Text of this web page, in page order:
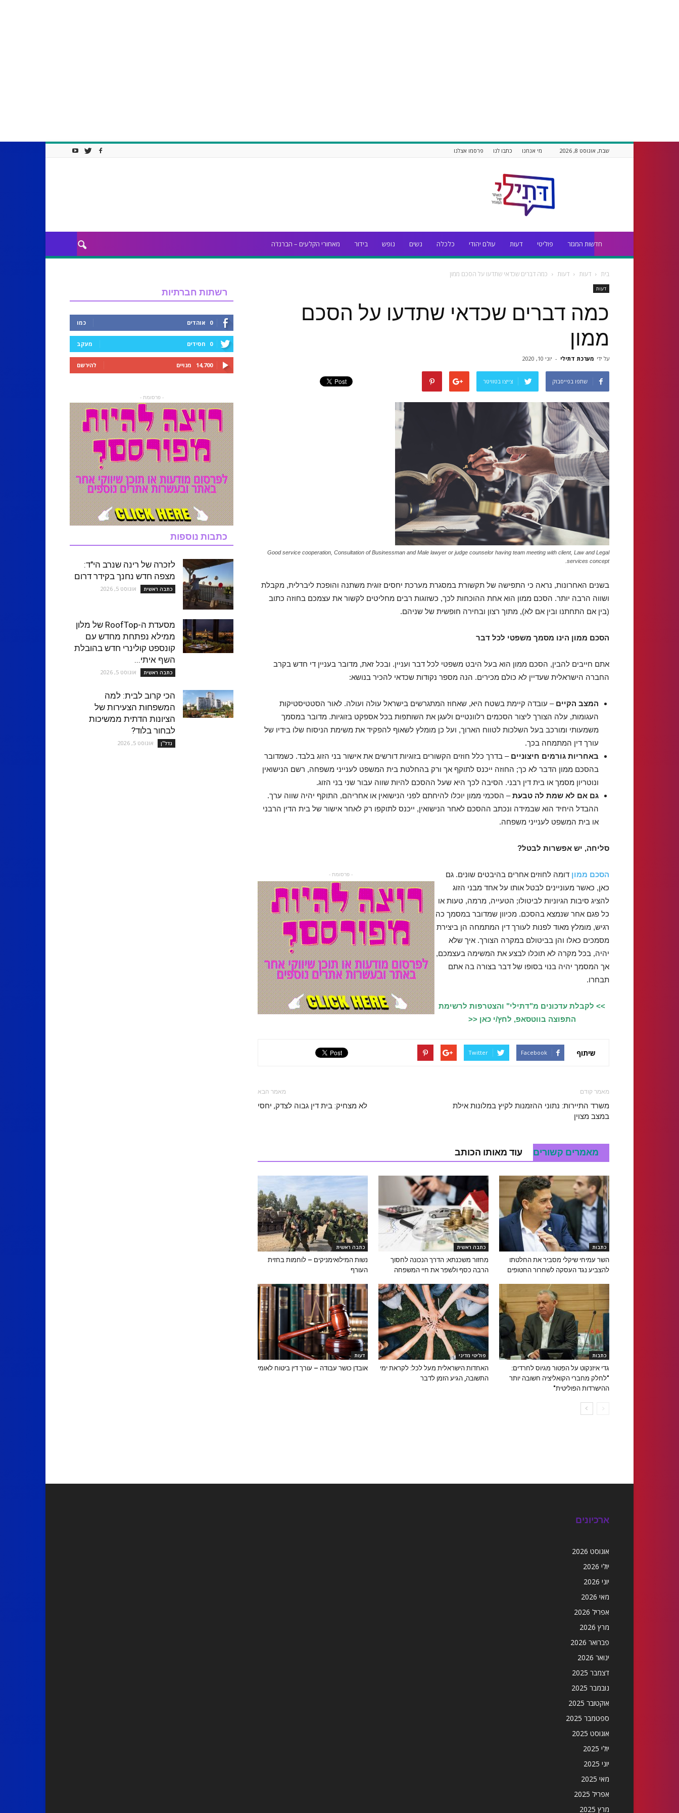
שבת, אוגוסט 8, 2026 מי אנחנו כתבו לנו פרסמו אצלנו
חדשות המגזר פוליטי דעות עולם יהודי כלכלה נשים נופש בידור מאחורי הקלעים – הברנז'ה
בית דעות דעות כמה דברים שכדאי שתדעו על הסכם ממון
דעות
כמה דברים שכדאי שתדעו על הסכם
ממון
על ידי מערכת דתילי - יוני 10, 2020
שתפו בפייסבוק צייצו בטוויטר
Good service cooperation, Consultation of Businessman and Male lawyer or judge counselor having team meeting with client, Law and Legal
services concept.
בשנים האחרונות, נראה כי התפישה של תקשורת במסגרת מערכת יחסים זוגית משתנה והופכת ליברלית, מקבלת
ושווה הרבה יותר. הסכם ממון הוא אחת ההוכחות לכך, כשזוגות רבים מחליטים לקשור את עצמכם בחוזה כתוב
(בין אם התחתנו ובין אם לא), מתוך רצון ובחירה חופשית של שניהם.
הסכם ממון הינו מסמך משפטי לכל דבר
אתם חייבים להבין, הסכם ממון הוא בעל היבט משפטי לכל דבר ועניין. ובכל זאת, מדובר בעניין די חדש בקרב
החברה הישראלית שעדיין לא כולם מכירים. הנה מספר נקודות שכדאי להכיר בנושא:
המצב הקיים – עובדה קיימת בשטח היא, שאחוז המתגרשים בישראל עולה ועולה. לאור הסטטיסטיקות
העגומות, עלה הצורך ליצור הסכמים רלוונטיים ולעגן את השותפות בכל אספקט בזוגיות. מדובר במסמך
משמעותי ומורכב בעל השלכות לטווח הארוך, ועל כן מומלץ לשאוף להפקיד את משימת הניסוח שלו בידיו של
עורך דין המתמחה בכך.
באחריות גורמים חיצוניים – בדרך כלל חוזים הקשורים בזוגיות דורשים את אישור בני הזוג בלבד. כשמדובר
בהסכם ממון הדבר לא כך; החוזה ייכנס לתוקף אך ורק בהחלטת בית המשפט לענייני משפחה, רשם הנישואין
ונוטריון מסמך או בית דין רבני. הסיבה לכך היא שעל ההסכם להיות שווה עבור שני בני הזוג.
גם אם לא שמת לה טבעת– הסכמי ממון יוכלו להיחתם לפני הנישואין או אחריהם, התוקף יהיה שווה ערך.
ההבדל היחיד הוא שבמידה ונכתב ההסכם לאחר הנישואין, ייכנס לתוקפו רק לאחר אישור של בית הדין הרבני
או בית המשפט לענייני משפחה.
סליחה, יש אפשרות לבטל?
- פרסומת - הסכם ממון דומה לחוזים אחרים בהיבטים שונים. גם
כאן, כאשר מעוניינים לבטל אותו על אחד מבני הזוג
להציג סיבות הגיוניות לביטולו; הטעייה, מרמה, טעות או
כל פגם אחר שנמצא בהסכם. מכיוון שמדובר במסמך כה
רגיש, מומלץ מאוד לפנות לעורך דין המתמחה הן ביצירת
מסמכים כאלו והן בביטולם במקרה הצורך. איך שלא
יהיה, בכל מקרה לא תוכלו לבצע את המשימה בעצמכם,
אך המסמך יהיה בנוי בסופו של דבר בצורה בה אתם
תבחרו.
>> לקבלת עדכונים מ"דתילי" והצטרפות לרשימת
התפוצה בווטסאפ, לחץ/י כאן <<
שיתוף Facebook
Twitter
מאמר קודם
משרד התיירות: נתוני ההזמנות לקיץ במלונות אילת
במצב מצוין
מאמר הבא
לא מצחיק: בית דין גבוה לצדק, יחסי
מאמרים קשורים עוד מאותו הכותב
כתבות
השר עמיחי שיקלי מסביר את החלטתו
להצביע נגד העסקה לשחרור החטופים
כתבה ראשית
מחזור משכנתא: הדרך הנכונה לחסוך
הרבה כסף ולשפר את חיי המשפחה
כתבה ראשית
נשות המילואימניקים – לוחמות בחזית
העורף
כתבות
גדי איזנקוט על הפטור מגיוס לחרדים:
"לחלק מחברי הקואליציה חשובה יותר
ההישרדות הפוליטית"
פוליטי מדיני
האחדות הישראלית מעל לכל: לקראת ימי
התשובה, הגיע הזמן לדבר
דעות
אובדן כושר עבודה – עורך דין ביטוח לאומי
רשתות חברתיות
0 אוהדים כמו
0 חסידים מעקב
14,700 מנויים להירשם
- פרסומת -
כתבות נוספות
לזכרה של רינה שנרב הי"ד:
מצפה חדש נחנך בקידר דרום
כתבה ראשית אוגוסט 5, 2026
מסעדת ה-RoofTop של מלון
ממילא נפתחת מחדש עם
קונספט קולינרי חדש בהובלת
השף איתי...
כתבה ראשית אוגוסט 5, 2026
הכי קרוב לבית: למה
המשפחות הצעירות של
הציונות הדתית ממשיכות
לבחור בלוד?
נדל''ן אוגוסט 5, 2026
ארכיונים
אוגוסט 2026
יולי 2026
יוני 2026
מאי 2026
אפריל 2026
מרץ 2026
פברואר 2026
ינואר 2026
דצמבר 2025
נובמבר 2025
אוקטובר 2025
ספטמבר 2025
אוגוסט 2025
יולי 2025
יוני 2025
מאי 2025
אפריל 2025
מרץ 2025